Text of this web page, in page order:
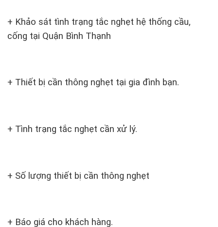
+ Khảo sát tình trạng tắc nghẹt hệ thống cầu,
cống tại Quận Bình Thạnh
+ Thiết bị cần thông nghẹt tại gia đình bạn.
+ Tình trạng tắc nghẹt cần xử lý.
+ Số lượng thiết bị cần thông nghẹt
+ Báo giá cho khách hàng.